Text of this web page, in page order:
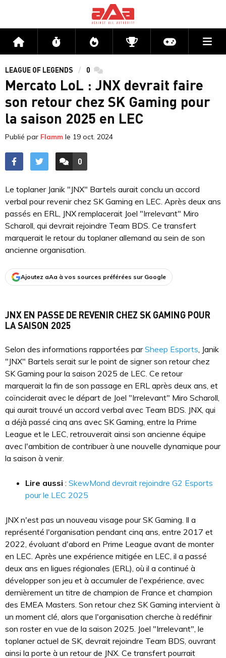
Accueil Flux Directs CompétitionsActu jeux
LEAGUE OF LEGENDS 0 commentaires
Mercato LoL : JNX devrait faire
son retour chez SK Gaming pour
la saison 2025 en LEC
Publié par Flamm le 19 oct. 2024
ACCÉDER AUX
0
COMMENTAIRES
Le toplaner Janik "JNX" Bartels aurait conclu un accord
verbal pour revenir chez SK Gaming en LEC. Après deux ans
passés en ERL, JNX remplacerait Joel "Irrelevant" Miro
Scharoll, qui devrait rejoindre Team BDS. Ce transfert
marquerait le retour du toplaner allemand au sein de son
ancienne organisation.
Ajoutez aAa à vos sources préférées sur Google
JNX EN PASSE DE REVENIR CHEZ SK GAMING POUR
LA SAISON 2025
Selon des informations rapportées parSheep Esports, Janik
"JNX" Bartels serait sur le point de signer son retour chez
SK Gaming pour la saison 2025 de LEC. Ce retour
marquerait la fin de son passage en ERL après deux ans, et
coïnciderait avec le départ de Joel "Irrelevant" Miro Scharoll,
qui aurait trouvé un accord verbal avec Team BDS. JNX, qui
a déjà passé cinq ans avec SK Gaming, entre la Prime
League et le LEC, retrouverait ainsi son ancienne équipe
avec l'ambition de contribuer à une nouvelle dynamique pour
la saison à venir.
Lire aussi : SkewMond devrait rejoindre G2 Esports
pour le LEC 2025
JNX n'est pas un nouveau visage pour SK Gaming. Il a
représenté l'organisation pendant cinq ans, entre 2017 et
2022, évoluant d'abord en Prime League avant de monter
en LEC. Après une expérience mitigée en LEC, il a passé
deux ans en ligues régionales (ERL), où il a continué à
développer son jeu et à accumuler de l'expérience, avec
dernièrement un titre de champion de France et champion
des EMEA Masters. Son retour chez SK Gaming intervient à
un moment clé, alors que l'organisation cherche à redéfinir
son roster en vue de la saison 2025. Joel "Irrelevant", le
toplaner actuel de SK, devrait rejoindre Team BDS, ouvrant
ainsi la porte à un retour de JNX. Ce transfert pourrait